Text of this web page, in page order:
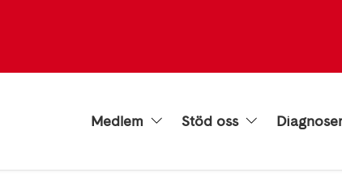
Medlem Stöd oss